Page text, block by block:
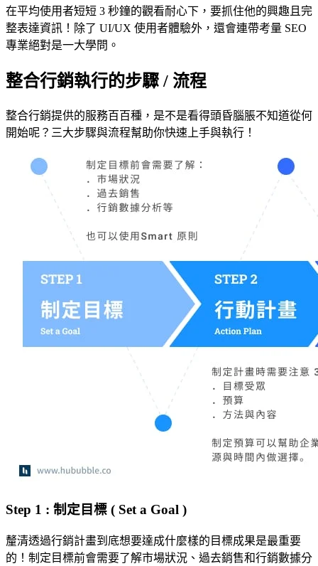
在平均使用者短短 3 秒鐘的觀看耐心下，要抓住他的興趣且完
整表達資訊！除了 UI/UX 使用者體驗外，還會連帶考量 SEO
專業絕對是一大學問。
整合行銷執行的步驟 / 流程
整合行銷提供的服務百百種，是不是看得頭昏腦脹不知道從何
開始呢？三大步驟與流程幫助你快速上手與執行！
Step 1 : 制定目標 ( Set a Goal )
釐清透過行銷計畫到底想要達成什麼樣的目標成果是最重要
的！制定目標前會需要了解市場狀況、過去銷售和行銷數據分